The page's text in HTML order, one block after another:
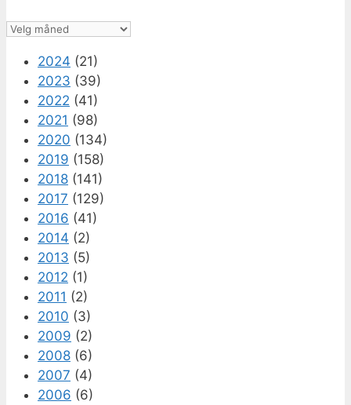
Arkiv
2024 (21)
2023 (39)
2022 (41)
2021 (98)
2020 (134)
2019 (158)
2018 (141)
2017 (129)
2016 (41)
2014 (2)
2013 (5)
2012 (1)
2011 (2)
2010 (3)
2009 (2)
2008 (6)
2007 (4)
2006 (6)